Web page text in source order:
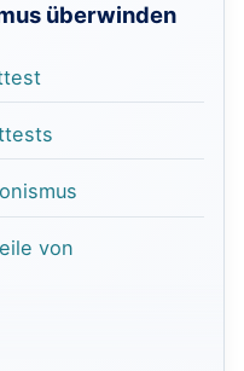
überwinden
von